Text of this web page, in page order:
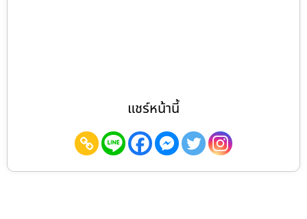
แชร์หน้านี้